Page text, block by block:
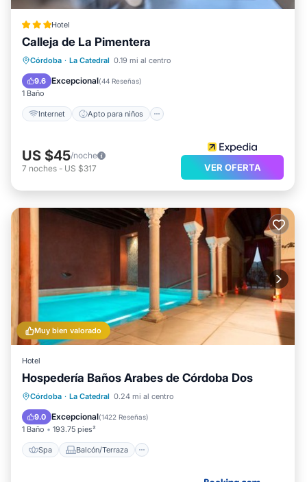
Hotel
Calleja de La Pimentera
Córdoba · La Catedral 0.19 mi al centro
9.6 Excepcional(44 Reseñas)
1 Baño
Internet Apto para niños
Internet
Apto para niños
Seguridad/Protección
Servicios para huéspedes
US $45/noche
7 noches - US $317 VER OFERTA
Muy bien valorado
Hotel
Hospedería Baños Arabes de Córdoba Dos
Córdoba · La Catedral 0.24 mi al centro
9.0 Excepcional(1422 Reseñas)
1 Baño 193.75 pies²
Spa Balcón/Terraza
Spa
Balcón/Terraza
Aire acondicionado